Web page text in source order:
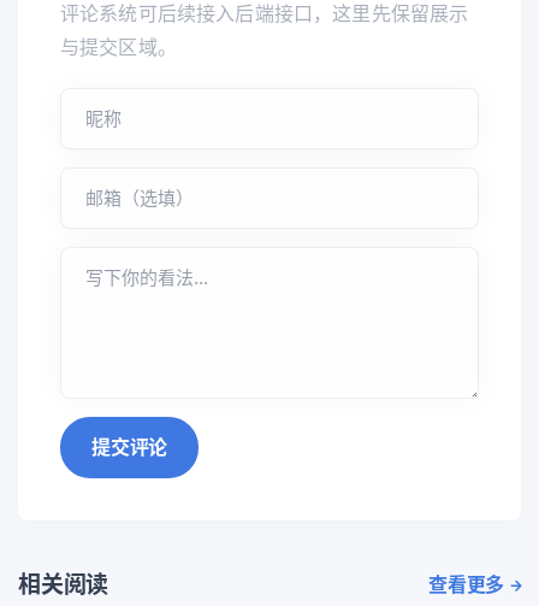
评论系统可后续接入后端接口，这里先保留展示
与提交区域。
提交评论
相关阅读 查看更多